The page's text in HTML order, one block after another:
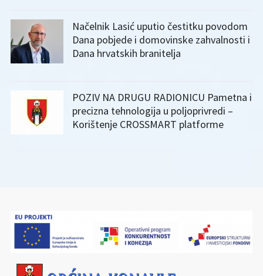
Načelnik Lasić uputio čestitku povodom
Dana pobjede i domovinske zahvalnosti i
Dana hrvatskih branitelja
POZIV NA DRUGU RADIONICU Pametna i
precizna tehnologija u poljoprivredi –
Korištenje CROSSMART platforme